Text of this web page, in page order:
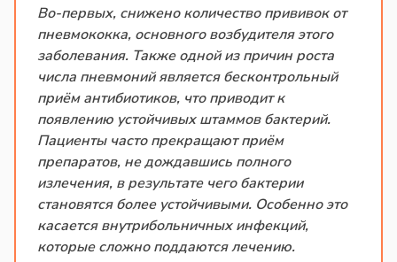
13:55
Во-первых, снижено количество прививок от
пневмококка, основного возбудителя этого
заболевания. Также одной из причин роста
числа пневмоний является бесконтрольный
приём антибиотиков, что приводит к
появлению устойчивых штаммов бактерий.
Пациенты часто прекращают приём
препаратов, не дождавшись полного
излечения, в результате чего бактерии
становятся более устойчивыми. Особенно это
касается внутрибольничных инфекций,
которые сложно поддаются лечению.
17:21